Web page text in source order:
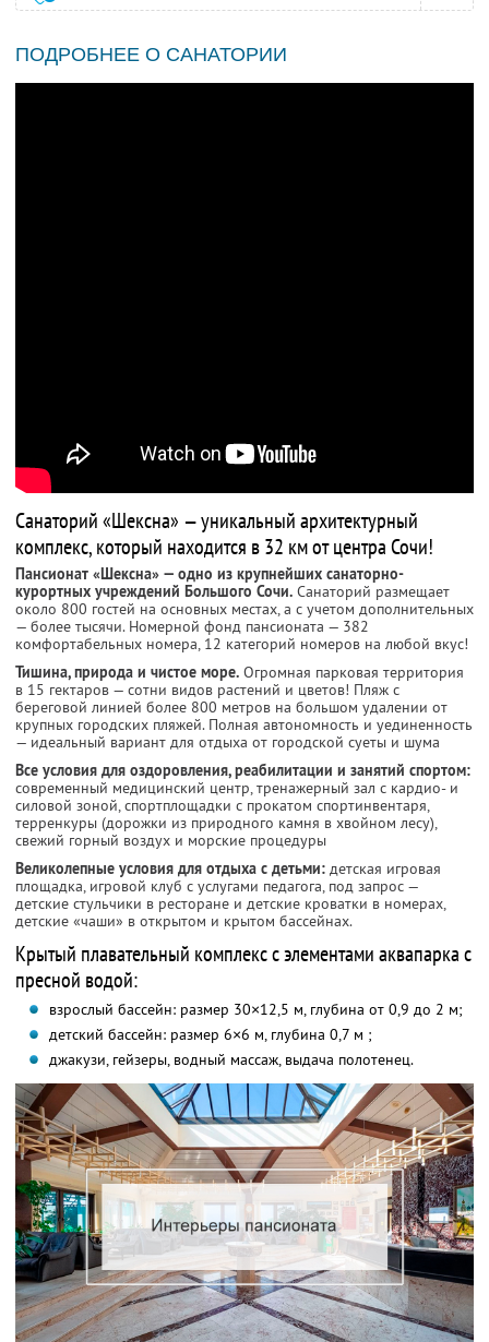
ПОДРОБНЕЕ О САНАТОРИИ
Санаторий «Шексна» — уникальный архитектурный
комплекс, который находится в 32 км от центра Сочи!
Пансионат «Шексна» — одно из крупнейших санаторно-
курортных учреждений Большого Сочи. Санаторий размещает
около 800 гостей на основных местах, а с учетом дополнительных
— более тысячи. Номерной фонд пансионата — 382
комфортабельных номера, 12 категорий номеров на любой вкус!
Тишина, природа и чистое море. Огромная парковая территория
в 15 гектаров — сотни видов растений и цветов! Пляж с
береговой линией более 800 метров на большом удалении от
крупных городских пляжей. Полная автономность и уединенность
— идеальный вариант для отдыха от городской суеты и шума
Все условия для оздоровления, реабилитации и занятий спортом:
современный медицинский центр, тренажерный зал с кардио- и
силовой зоной, спортплощадки с прокатом спортинвентаря,
терренкуры (дорожки из природного камня в хвойном лесу),
свежий горный воздух и морские процедуры
Великолепные условия для отдыха с детьми: детская игровая
площадка, игровой клуб с услугами педагога, под запрос —
детские стульчики в ресторане и детские кроватки в номерах,
детские «чаши» в открытом и крытом бассейнах.
Крытый плавательный комплекс с элементами аквапарка с
пресной водой:
взрослый бассейн: размер 30×12,5 м, глубина от 0,9 до 2 м;
детский бассейн: размер 6×6 м, глубина 0,7 м ;
джакузи, гейзеры, водный массаж, выдача полотенец.